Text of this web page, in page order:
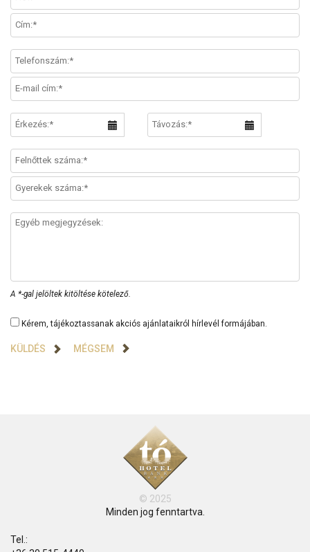
A *-gal jelöltek kitöltése kötelező.
Kérem, tájékoztassanak akciós ajánlataikról hírlevél formájában.
KÜLDÉS
© 2025
Minden jog fenntartva.
Tel.: